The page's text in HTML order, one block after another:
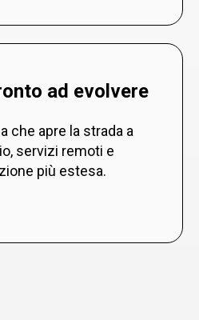
ad evolvere
che apre la strada a
servizi remoti e
più estesa.